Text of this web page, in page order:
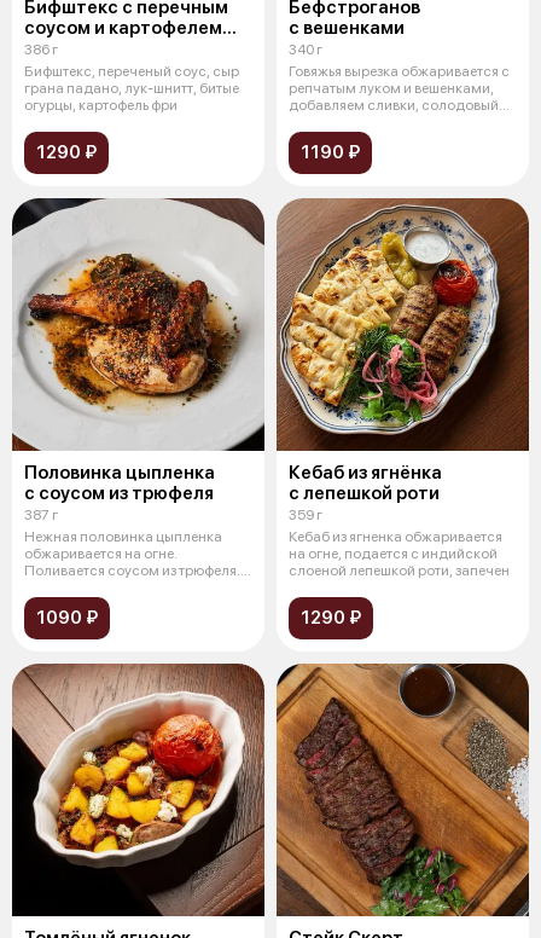
Бифштекс с перечным
соусом и картофелем
фри
386 г
Бифштекс, переченый cоус, сыр
грана падано, лук-шнитт, битые
огурцы, картофель фри
1290 ₽
Бефстроганов
с вешенками
340 г
Говяжья вырезка обжаривается с
репчатым луком и вешенками,
добавляем сливки, солодовый
1190 ₽
Половинка цыпленка
с соусом из трюфеля
387 г
Нежная половинка цыпленка
обжаривается на огне.
Поливается соусом из трюфеля.
1090 ₽
Кебаб из ягнёнка
с лепешкой роти
359 г
Кебаб из ягненка обжаривается
на огне, подается с индийской
слоеной лепешкой роти, запечен
1290 ₽